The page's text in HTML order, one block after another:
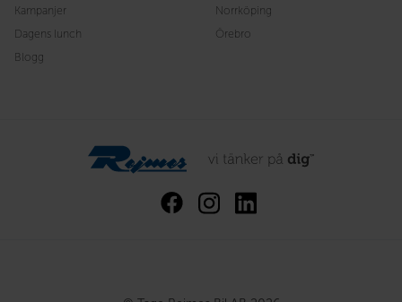
Kampanjer
Dagens lunch
Blogg
Norrköping
Örebro